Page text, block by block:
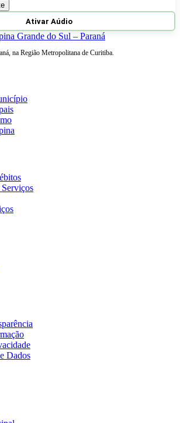
Ativar Aúdio
na Região Metropolitana de Curitiba.
Dados